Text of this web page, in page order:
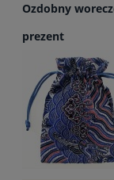
Ozdobny
prezent